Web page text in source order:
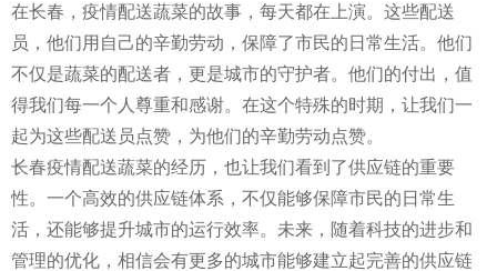
在长春，疫情配送蔬菜的故事，每天都在上演。这些配送
员，他们用自己的辛勤劳动，保障了市民的日常生活。他们
不仅是蔬菜的配送者，更是城市的守护者。他们的付出，值
得我们每一个人尊重和感谢。在这个特殊的时期，让我们一
起为这些配送员点赞，为他们的辛勤劳动点赞。
长春疫情配送蔬菜的经历，也让我们看到了供应链的重要
性。一个高效的供应链体系，不仅能够保障市民的日常生
活，还能够提升城市的运行效率。未来，随着科技的进步和
管理的优化，相信会有更多的城市能够建立起完善的供应链